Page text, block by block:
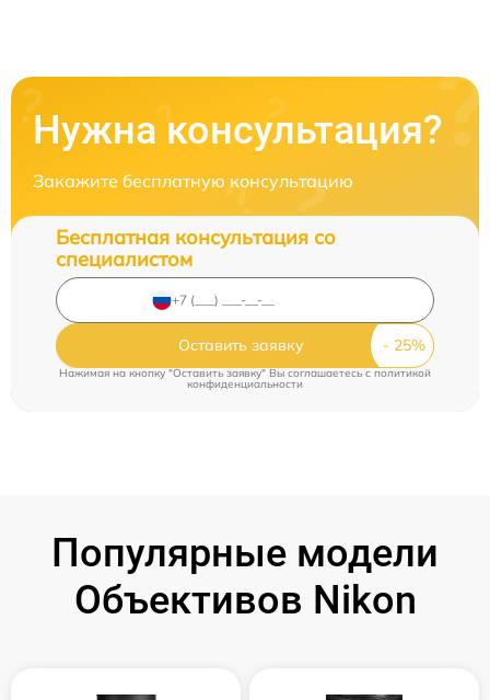
Нужна консультация?
Закажите бесплатную консультацию
Бесплатная консультация со
специалистом
Оставить заявку
Нажимая на кнопку "Оставить заявку" Вы соглашаетесь cполитикой
конфиденциальности
Популярные модели
Объективов Nikon